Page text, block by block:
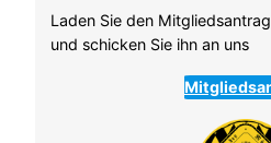
Laden Sie den
und schicken Sie ihn an uns